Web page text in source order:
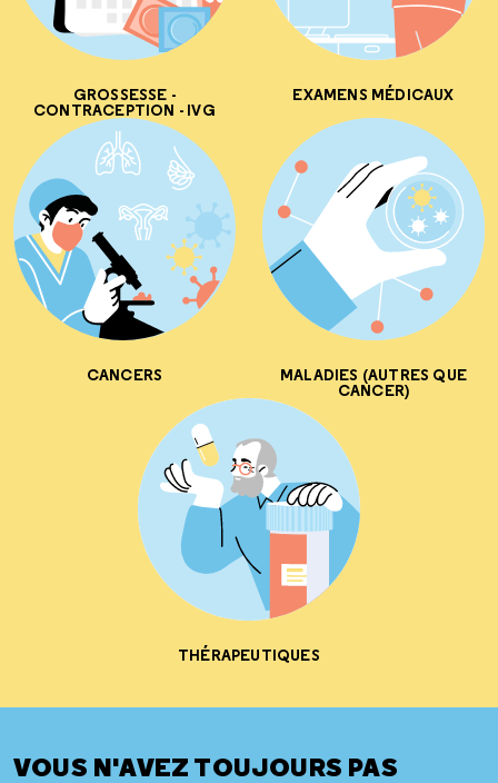
GROSSESSE -
CONTRACEPTION - IVG
EXAMENS MÉDICAUX
CANCERS MALADIES (AUTRES QUE
CANCER)
THÉRAPEUTIQUES
VOUS N'AVEZ TOUJOURS PAS